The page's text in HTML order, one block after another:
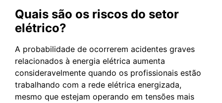
Quais são os riscos do setor
elétrico?
A probabilidade de ocorrerem acidentes graves
relacionados à energia elétrica aumenta
consideravelmente quando os profissionais estão
trabalhando com a rede elétrica energizada,
mesmo que estejam operando em tensões mais